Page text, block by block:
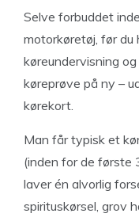
Selve forbuddet
motorkøretøj, før
køreundervisning
køreprøve på ny –
kørekort.
Man får typisk et
(inden for de første
laver én alvorlig
spirituskørsel, grov